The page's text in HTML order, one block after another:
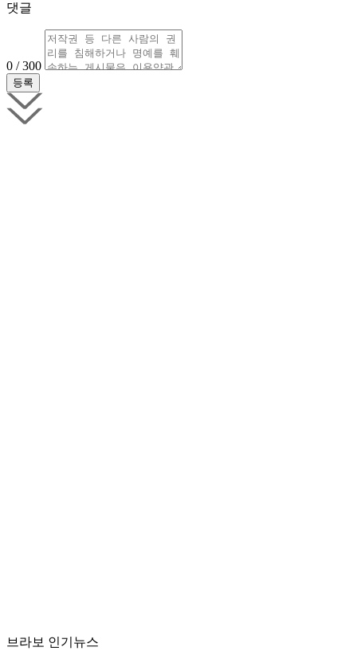
댓글
0 / 300
브라보 인기뉴스